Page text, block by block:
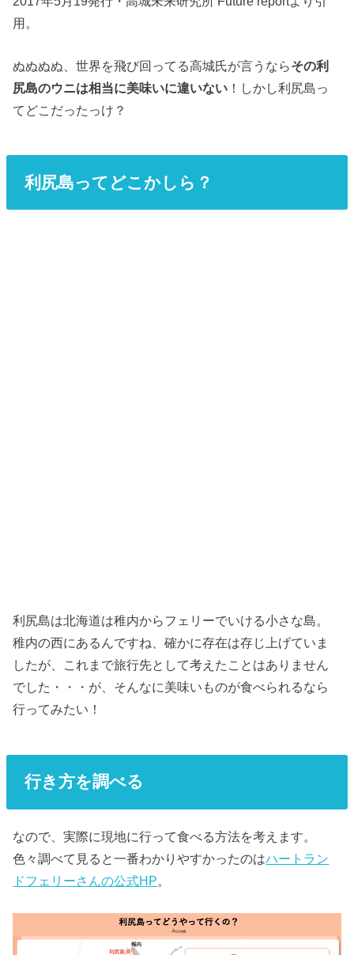
用。
ぬぬぬぬ、世界を飛び回ってる高城氏が言うならその利
尻島のウニは相当に美味いに違いない ！しかし利尻島っ
てどこだったっけ？
利尻島ってどこかしら？
利尻島は北海道は稚内からフェリーでいける小さな島。
稚内の西にあるんですね、確かに存在は存じ上げていま
したが、これまで旅行先として考えたことはありません
でした・・・が、そんなに美味いものが食べられるなら
行ってみたい！
行き方を調べる
なので、実際に現地に行って食べる方法を考えます。
色々調べて見ると一番わかりやすかったのはハートラン
ドフェリーさんの公式HP。